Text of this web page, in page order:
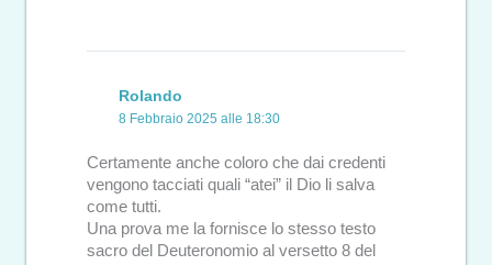
Rolando
8 Febbraio 2025 alle 18:30
Certamente anche coloro che dai credenti
vengono tacciati quali “atei” il Dio li salva
come tutti.
Una prova me la fornisce lo stesso testo
sacro del Deuteronomio al versetto 8 del